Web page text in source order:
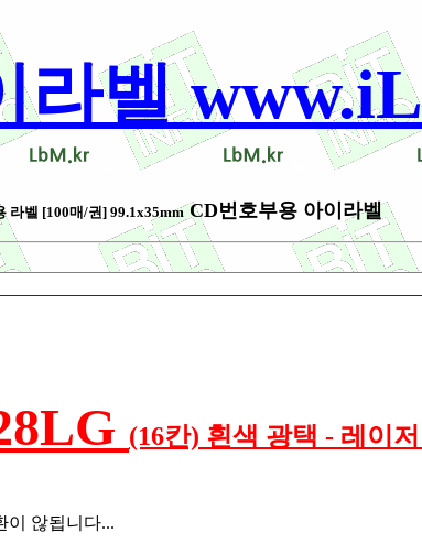
라벨
라벨 [100매/권] 99.1x35mmCD번호부용 아이라벨
(16칸) 흰색 광택 - 레이
않됩니다...